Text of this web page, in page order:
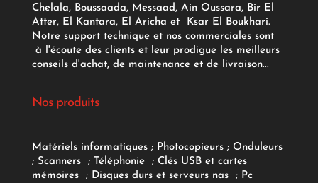
Chelala, Boussaada, Messaad, Ain Oussara, Bir El
Atter, El Kantara, El Aricha et Ksar El Boukhari.
Notre support technique et nos commerciales sont
à l'écoute des clients et leur prodigue les meilleurs
conseils d'achat, de maintenance et de livraison...
Nos produits
Matériels informatiques; Photocopieurs; Onduleurs
; Scanners ; Téléphonie ; Clés USB et cartes
mémoires
; Disques durs et serveurs nas ; Pc